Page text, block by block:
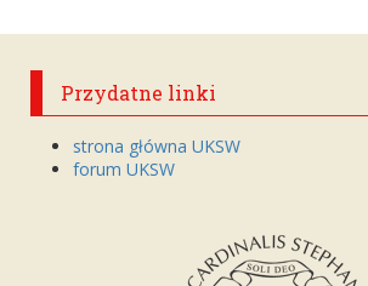
Przydatne linki
strona główna UKSW
forum UKSW